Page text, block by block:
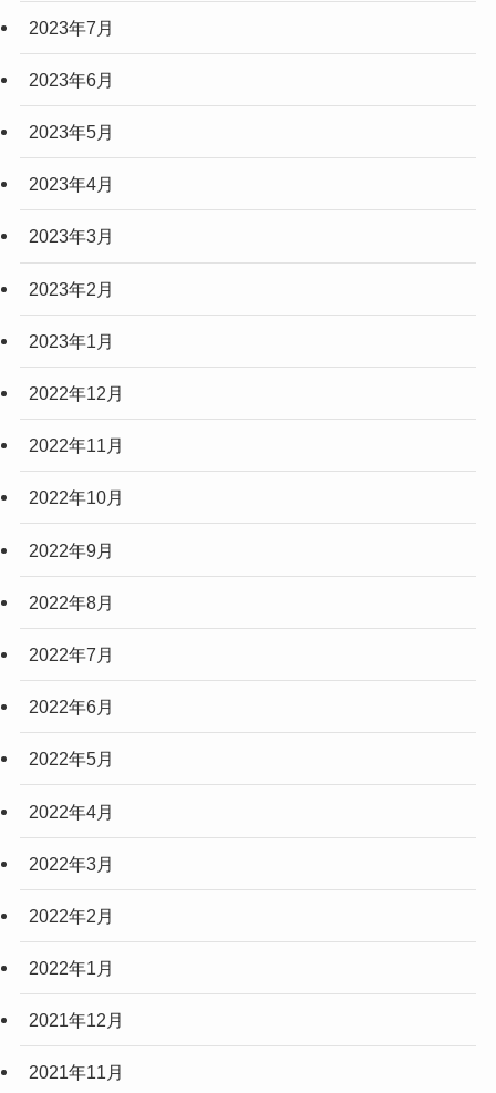
2023年7月
2023年6月
2023年5月
2023年4月
2023年3月
2023年2月
2023年1月
2022年12月
2022年11月
2022年10月
2022年9月
2022年8月
2022年7月
2022年6月
2022年5月
2022年4月
2022年3月
2022年2月
2022年1月
2021年12月
2021年11月